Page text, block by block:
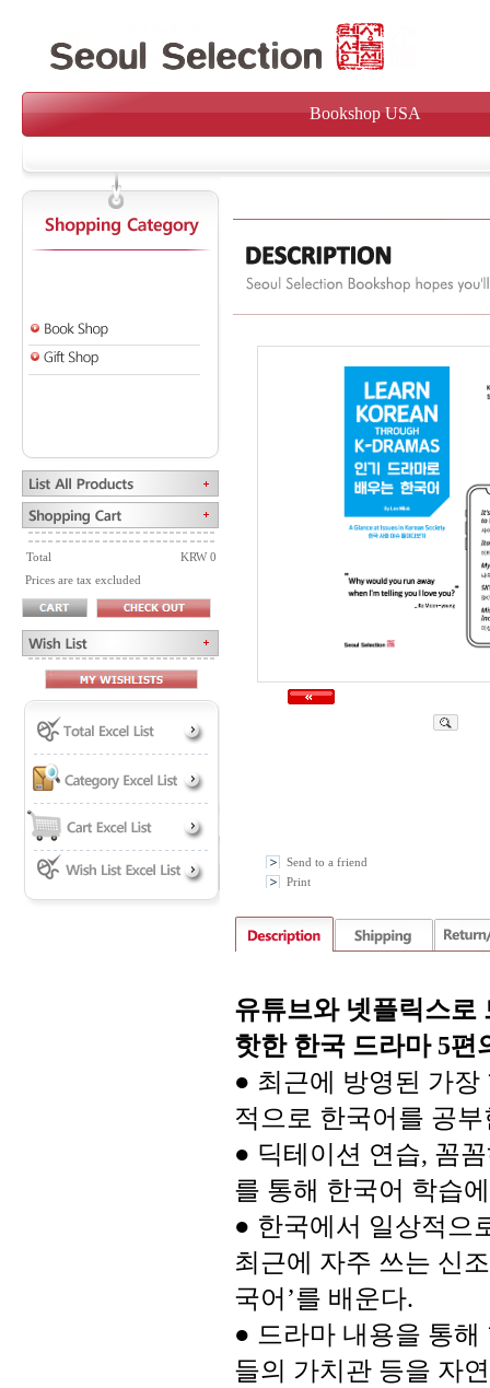
Bookshop USA
Total
KRW 0
Prices are tax excluded
Send to a friend
Print
유튜브와 넷플릭스로
핫한 한국 드라마 5편
● 최근에 방영된 가장
적으로 한국어를 공
● 딕테이션 연습, 꼼
를 통해 한국어 학습에
● 한국에서 일상적으
최근에 자주 쓰는 신
국어’를 배운다.
● 드라마 내용을 통해
들의 가치관 등을 자